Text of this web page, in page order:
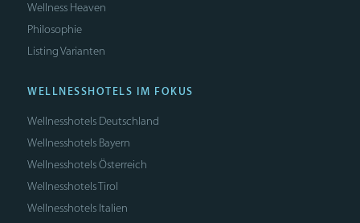
Wellness Heaven
Philosophie
Listing Varianten
WELLNESSHOTELS IM FOKUS
Wellnesshotels Deutschland
Wellnesshotels Bayern
Wellnesshotels Österreich
Wellnesshotels Tirol
Wellnesshotels Italien